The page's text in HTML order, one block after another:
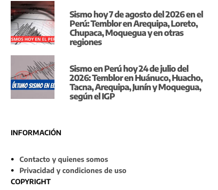
Sismo hoy 7 de agosto del 2026 en el
Perú: Temblor en Arequipa, Loreto,
Chupaca, Moquegua y en otras
regiones
Sismo en Perú hoy 24 de julio del
2026: Temblor en Huánuco, Huacho,
Tacna, Arequipa, Junín y Moquegua,
según el IGP
INFORMACIÓN
Contacto y quienes somos
Privacidad y condiciones de uso
COPYRIGHT